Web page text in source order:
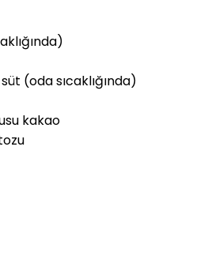
(oda sıcaklığında)
kakao